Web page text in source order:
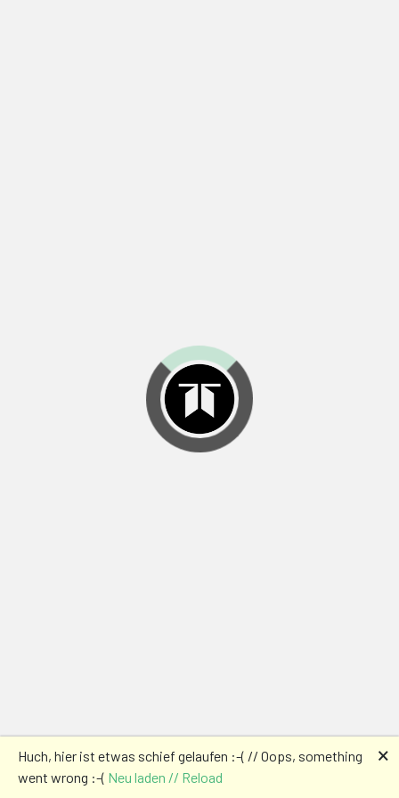
Huch, hier ist etwas schief gelaufen :-( // Oops, something
went wrong :-( Neu laden // Reload
🗙